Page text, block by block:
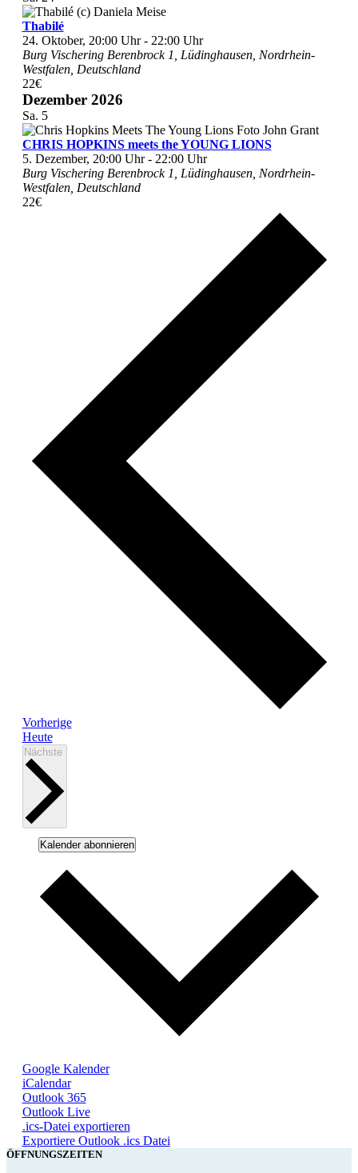
Thabilé
24. Oktober, 20:00 Uhr- 22:00 Uhr
Burg Vischering Berenbrock 1, Lüdinghausen, Nordrhein-
Westfalen, Deutschland
22€
Dezember 2026
Sa. 5
CHRIS HOPKINS meets the YOUNG LIONS
5. Dezember, 20:00 Uhr- 22:00 Uhr
Burg Vischering Berenbrock 1, Lüdinghausen, Nordrhein-
Westfalen, Deutschland
22€
VorherigeVeranstaltungen
Heute
Nächste
Kalender abonnieren
Google Kalender
iCalendar
Outlook 365
Outlook Live
.ics-Datei exportieren
Exportiere Outlook .ics Datei
ÖFFNUNGSZEITEN